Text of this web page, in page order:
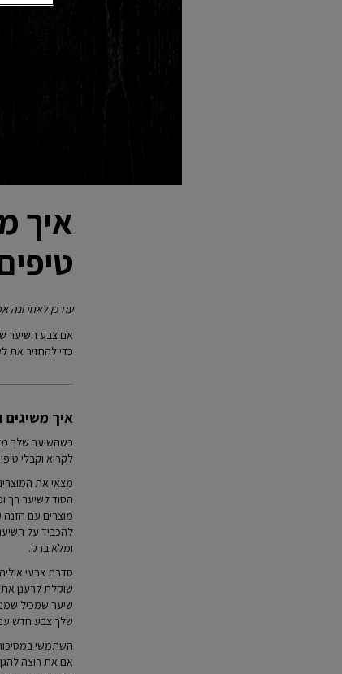
עודכן לאחרונה אפריל
אם צבע השיער
כדי להחזיר את
איך משיגים
כשהשיער שלך
לקרוא וקבלי
מצאי את
הסוד לשיער רך
מוצרים עם הזנה
להכביד על
ומלא ברק.
סדרת צבעי אוליה
שוקלת לרענן
שיער שמכיל
שלך צבע חדש עם
השתמשי במסיכות
אם את רוצה